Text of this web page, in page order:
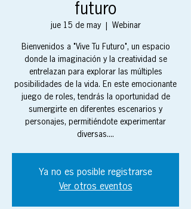
futuro
jue 15 de may
  |
Webinar
Bienvenidos a "Vive Tu Futuro", un espacio
donde la imaginación y la creatividad se
entrelazan para explorar las múltiples
posibilidades de la vida. En este emocionante
juego de roles, tendrás la oportunidad de
sumergirte en diferentes escenarios y
personajes, permitiéndote experimentar
diversas....
Ya no es posible registrarse
Ver otros eventos